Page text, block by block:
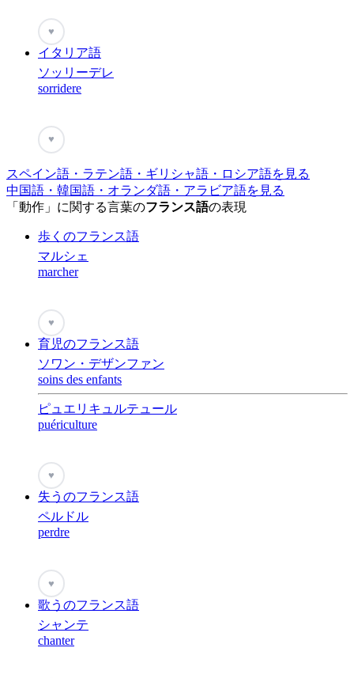
♥
イタリア語
ソッリーデレ
sorridere
♥
スペイン語・ラテン語・ギリシャ語・ロシア語を見る
中国語・韓国語・オランダ語・アラビア語を見る
「動作」に関する言葉のフランス語の表現
歩くのフランス語
マルシェ
marcher
♥
育児のフランス語
ソワン・デザンファン
soins des enfants
ピュエリキュルテュール
puériculture
♥
失うのフランス語
ペルドル
perdre
♥
歌うのフランス語
シャンテ
chanter